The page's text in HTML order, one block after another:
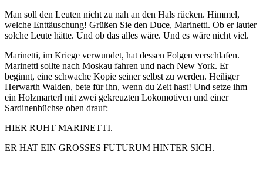
Man soll den Leuten nicht zu nah an den Hals rücken. Himmel,
welche Enttäuschung! Grüßen Sie den Duce, Marinetti. Ob er lauter
solche Leute hätte. Und ob das alles wäre. Und es wäre nicht viel.
Marinetti, im Kriege verwundet, hat dessen Folgen verschlafen.
Marinetti sollte nach Moskau fahren und nach New York. Er
beginnt, eine schwache Kopie seiner selbst zu werden. Heiliger
Herwarth Walden, bete für ihn, wenn du Zeit hast! Und setze ihm
ein Holzmarterl mit zwei gekreuzten Lokomotiven und einer
Sardinenbüchse oben drauf:
HIER RUHT MARINETTI.
ER HAT EIN GROSSES FUTURUM HINTER SICH.